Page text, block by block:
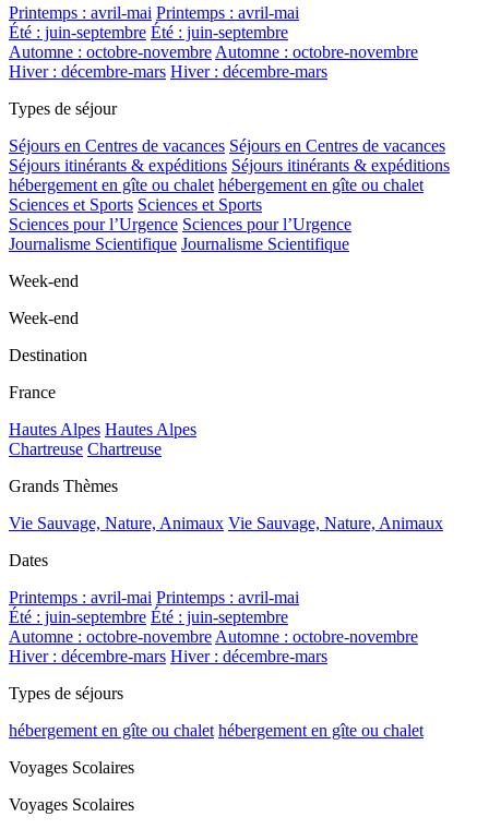
Printemps : avril-mai Printemps : avril-mai
Été : juin-septembre Été : juin-septembre
Automne : octobre-novembre Automne : octobre-novembre
Hiver : décembre-mars Hiver : décembre-mars
Types de séjour
Séjours en Centres de vacances Séjours en Centres de vacances
Séjours itinérants & expéditions Séjours itinérants & expéditions
hébergement en gîte ou chalet hébergement en gîte ou chalet
Sciences et Sports Sciences et Sports
Sciences pour l’Urgence Sciences pour l’Urgence
Journalisme Scientifique Journalisme Scientifique
Week-end
Week-end
Destination
France
Hautes Alpes Hautes Alpes
Chartreuse Chartreuse
Grands Thèmes
Vie Sauvage, Nature, Animaux Vie Sauvage, Nature, Animaux
Dates
Printemps : avril-mai Printemps : avril-mai
Été : juin-septembre Été : juin-septembre
Automne : octobre-novembre Automne : octobre-novembre
Hiver : décembre-mars Hiver : décembre-mars
Types de séjours
hébergement en gîte ou chalet hébergement en gîte ou chalet
Voyages Scolaires
Voyages Scolaires